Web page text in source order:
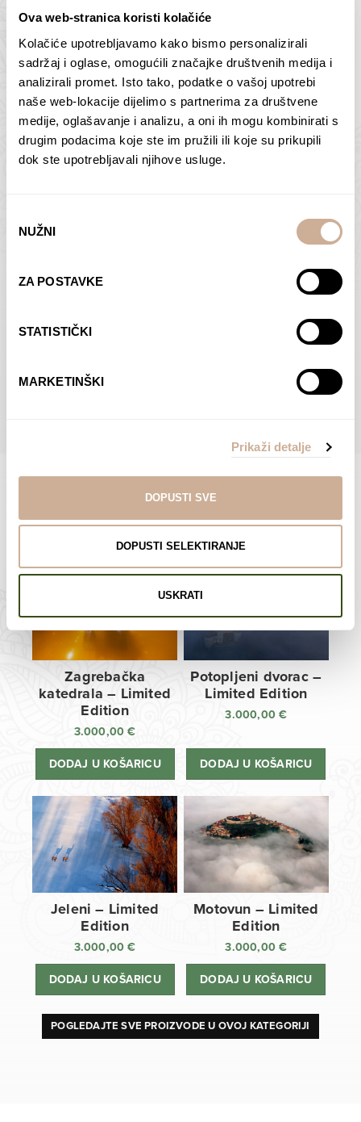
Ova web-stranica koristi kolačiće
Kolačiće upotrebljavamo kako bismo personalizirali
sadržaj i oglase, omogućili značajke društvenih medija i
analizirali promet. Isto tako, podatke o vašoj upotrebi
naše web-lokacije dijelimo s partnerima za društvene
medije, oglašavanje i analizu, a oni ih mogu kombinirati s
drugim podacima koje ste im pružili ili koje su prikupili
dok ste upotrebljavali njihove usluge.
pristanka
NUŽNI
ZA POSTAVKE
STATISTIČKI
MARKETINŠKI
Prikaži detalje
DOPUSTI SVE
DOPUSTI SELEKTIRANJE
USKRATI
Butan – ljudi 2
75,00€ – 138,00€Raspon
cijena:
od
75,00 €
138,00 €
ODABERI OPCIJE
Antarktika – krajolik
2
75,00€ – 138,00€Raspon
cijena:
od
ODABERI OPCIJE
Dolac
ODABERI OPCIJE
Moreškanti – sjena
€Raspon
od
75,00 €
do
138,00 €
ODABERI OPCIJE
POGLEDAJTE SVE PROIZVODE U OVOJ KATEGORIJI
Limited Edition Fotografije
Zagrebačka
katedrala – Limited
Edition
3.000,00€
DODAJ U KOŠARICU
Potopljeni dvorac –
Limited Edition
3.000,00€
DODAJ U KOŠARICU
Jeleni – Limited
Edition
3.000,00€
DODAJ U KOŠARICU
Motovun – Limited
Edition
3.000,00€
DODAJ U KOŠARICU
POGLEDAJTE SVE PROIZVODE U OVOJ KATEGORIJI